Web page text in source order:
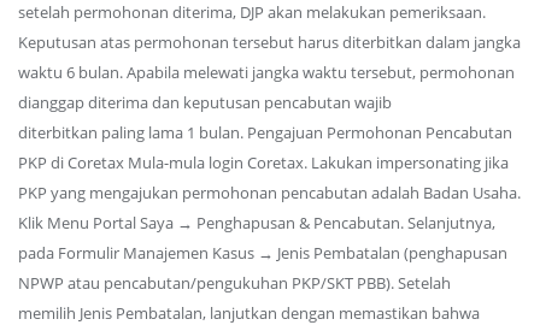
setelah permohonan diterima, DJP akan melakukan pemeriksaan.
Keputusan atas permohonan tersebut harus diterbitkan dalam jangka
waktu 6 bulan. Apabila melewati jangka waktu tersebut, permohonan
dianggap diterima dan keputusan pencabutan wajib
diterbitkan paling lama 1 bulan. Pengajuan Permohonan Pencabutan
PKP di Coretax Mula-mula login Coretax. Lakukan impersonating jika
PKP yang mengajukan permohonan pencabutan adalah Badan Usaha.
Klik Menu Portal Saya → Penghapusan & Pencabutan. Selanjutnya,
pada Formulir Manajemen Kasus → Jenis Pembatalan (penghapusan
NPWP atau pencabutan/pengukuhan PKP/SKT PBB). Setelah
memilih Jenis Pembatalan, lanjutkan dengan memastikan bahwa